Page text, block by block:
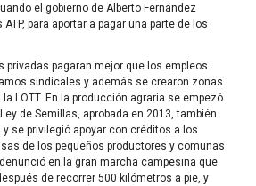
el gobierno de Alberto Fernández
para aportar a pagar una parte de los
privadas pagaran mejor que los empleos
sindicales y además se crearon zonas
LOTT. En la producción agraria se empezó
de Semillas, aprobada en 2013, también
se privilegió apoyar con créditos a los
de los pequeños productores y comunas
en la gran marcha campesina que
de recorrer 500 kilómetros a pie, y